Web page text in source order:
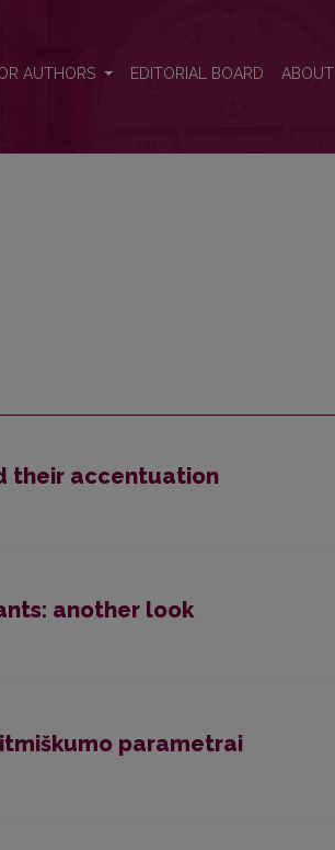
AUTHORS EDITORIAL BOARD ABOUT
their accentuation
another look
parametrai